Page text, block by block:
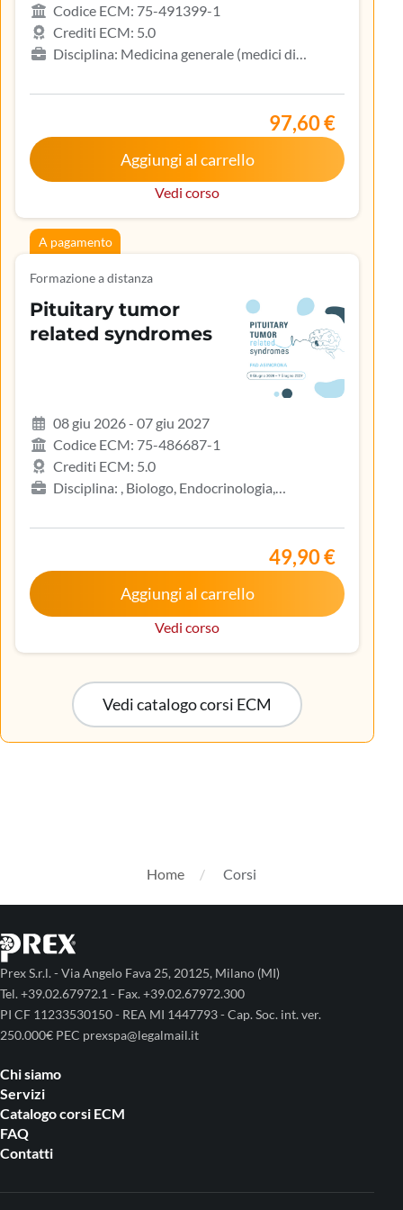
Codice ECM: 75-491399-1
Crediti ECM: 5.0
Disciplina: Medicina generale (medici di
Biologo, Dermatologia e venereologia, Infermiere,
Medicina del lavoro e sicurezza degli ambienti di
lavoro
97,60 €
Aggiungi al carrello
Vedi corso
A pagamento
Formazione a distanza
Pituitary tumor
related syndromes
08 giu 2026 - 07 giu 2027
Codice ECM: 75-486687-1
Crediti ECM: 5.0
Disciplina: , Biologo, Endocrinologia,
ostetricia, Infermiere, Infermiere pediatrico,
Iscritto nell’elenco speciale ad esaurimento,
Malattie metaboliche e diabetologia, Medicina
interna, Oncologia, Pediatria, Pediatria (Pediatri di
libera scelta), Tecnico sanitario di radiologia medica
49,90 €
Aggiungi al carrello
Vedi corso
Vedi catalogo corsi ECM
Home Corsi
Prex S.r.l. - Via Angelo Fava 25, 20125, Milano (MI)
Tel. +39.02.67972.1 - Fax. +39.02.67972.300
PI CF 11233530150 - REA MI 1447793 - Cap. Soc. int. ver.
250.000€ PEC prexspa@legalmail.it
Chi siamo
Servizi
Catalogo corsi ECM
FAQ
Contatti